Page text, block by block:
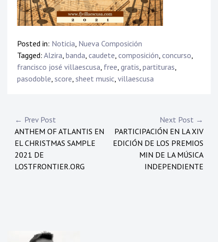
Posted in: Noticia, Nueva Composición
Tagged: Alzira, banda, caudete, composición, concurso,
francisco josé villaescusa, free, gratis, partituras,
pasodoble, score, sheet music, villaescusa
Navegación
de
entradas
← Prev Post
ANTHEM OF ATLANTIS EN
EL CHRISTMAS SAMPLE
2021 DE
LOSTFRONTIER.ORG
Next Post →
PARTICIPACIÓN EN LA XIV
EDICIÓN DE LOS PREMIOS
MIN DE LA MÚSICA
INDEPENDIENTE